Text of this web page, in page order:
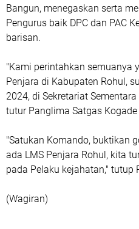
Bangun, menegaskan serta
Pengurus baik DPC dan PAC
barisan.
"Kami perintahkan semuanya
Penjara di Kabupaten Rohul,
2024, di Sekretariat
tutur Panglima Satgas Kogade
"Satukan Komando, buktikan
ada LMS Penjara Rohul, kita
pada Pelaku kejahatan," tutup
(Wagiran)